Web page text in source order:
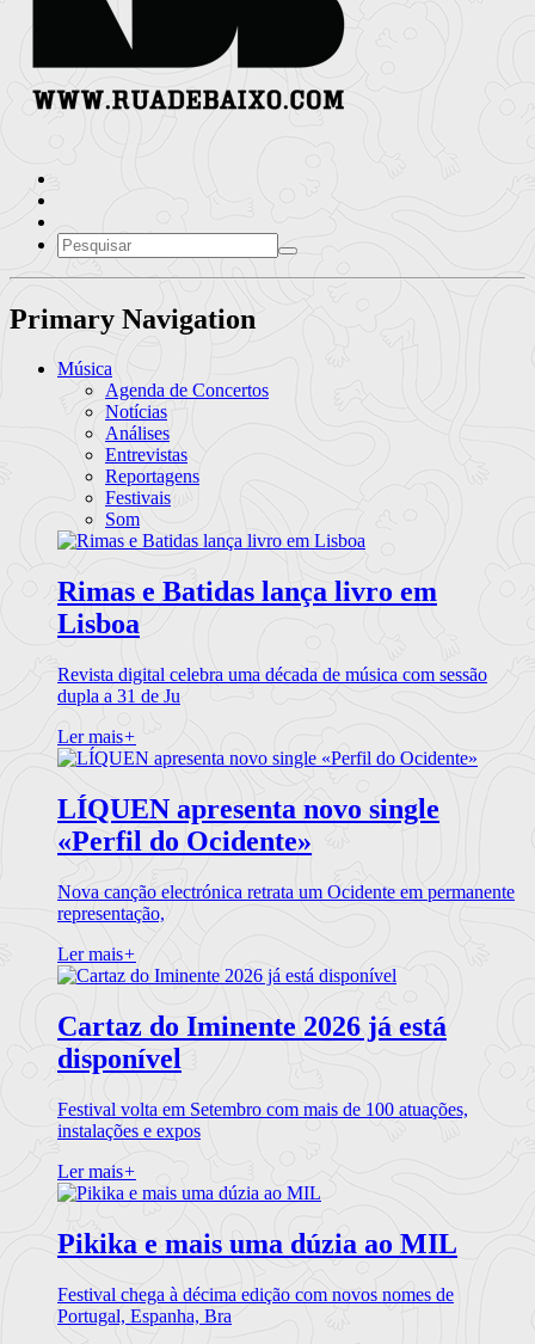
Primary Navigation
Música
Agenda de Concertos
Notícias
Análises
Entrevistas
Reportagens
Festivais
Som
Rimas e Batidas lança livro em
Lisboa
Revista digital celebra uma década de música com sessão
dupla a 31 de Ju
Ler mais+
LÍQUEN apresenta novo single
«Perfil do Ocidente»
Nova canção electrónica retrata um Ocidente em permanente
representação,
Ler mais+
Cartaz do Iminente 2026 já está
disponível
Festival volta em Setembro com mais de 100 atuações,
instalações e expos
Ler mais+
Pikika e mais uma dúzia ao MIL
Festival chega à décima edição com novos nomes de
Portugal, Espanha, Bra